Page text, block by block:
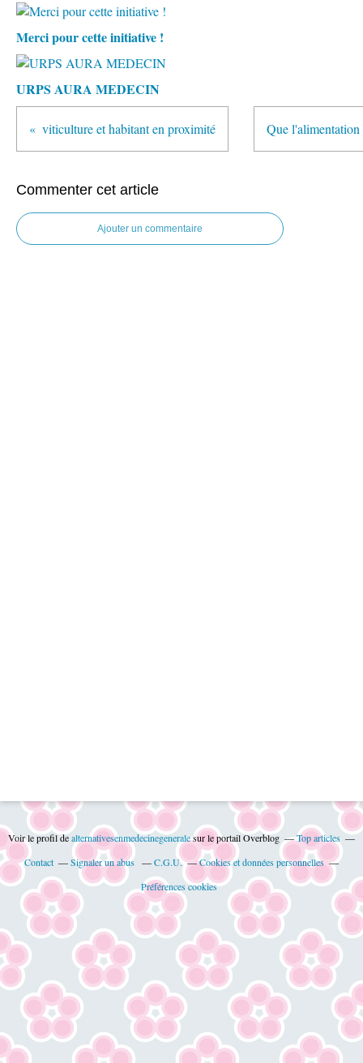
Merci pour cette initiative !
URPS AURA MEDECIN
viticulture et habitant en proximité Que l'alimentation
Commenter cet article
Ajouter un commentaire
Voir le profil dealternativesenmedecinegeneralesur le portail Overblog
Top articles
Contact
Signaler un abus C.G.U.
Cookies et données personnelles
Préférences cookies